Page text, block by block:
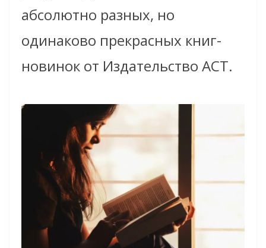
абсолютно разных, но
одинаково прекрасных книг-
новинок от Издательство АСТ.